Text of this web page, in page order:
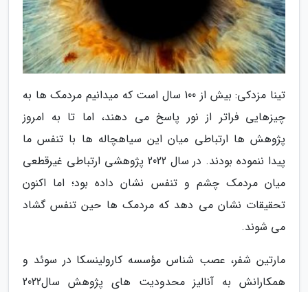
تینا مزدکی: بیش از 100 سال است که میدانیم مردمک ها به
چیزهایی فراتر از نور پاسخ می دهند، اما تا به امروز
پژوهش ها ارتباطی میان این سیاهچاله ها با تنفس ما
پیدا ننموده بودند. در سال 2022 پژوهشی ارتباطی غیرقطعی
میان مردمک چشم و تنفس نشان داده بود؛ اما اکنون
تحقیقات نشان می دهد که مردمک ها حین تنفس گشاد
می شوند.
مارتین شفر، عصب شناس مؤسسه کارولینسکا در سوئد و
همکارانش به آنالیز محدودیت های پژوهش سال2022